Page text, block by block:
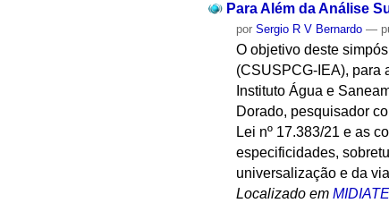
Para Além da Análise
porSergio R V Bernardo —
O objetivo deste
(CSUSPCG-IEA), para
Instituto Água e
Dorado, pesquisador
Lei nº 17.383/21 e as
especificidades,
universalização e da
Localizado em